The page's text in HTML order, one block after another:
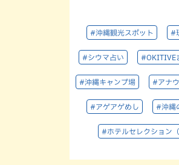
#沖縄観光スポット #
#シウマ占い #OKITIVE
#沖縄キャンプ場 #アナ
#アゲアゲめし #沖縄
#ホテルセレクション